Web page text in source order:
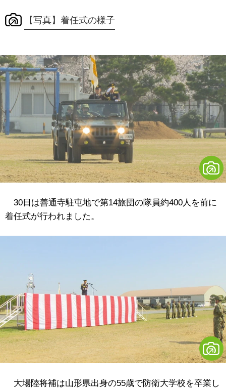
【写真】着任式の様子
30日は善通寺駐屯地で第14旅団の隊員約400人を前に
着任式が行われました。
大場陸将補は山形県出身の55歳で防衛大学校を卒業し